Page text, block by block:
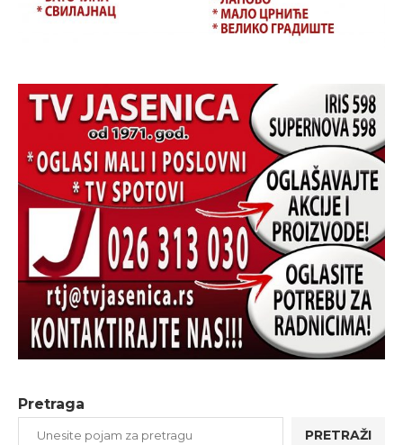
Pretraga
PRETRAŽI